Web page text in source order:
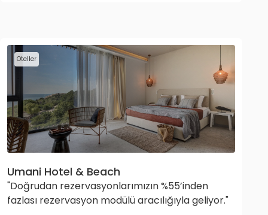
Oteller
Umani Hotel & Beach
"Doğrudan rezervasyonlarımızın %55’inden
fazlası rezervasyon modülü aracılığıyla geliyor."